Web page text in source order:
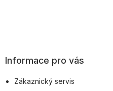
pInformace pro vás
Zákaznický servis